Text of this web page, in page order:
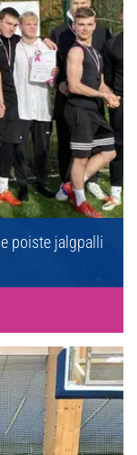
poiste jalgpalli